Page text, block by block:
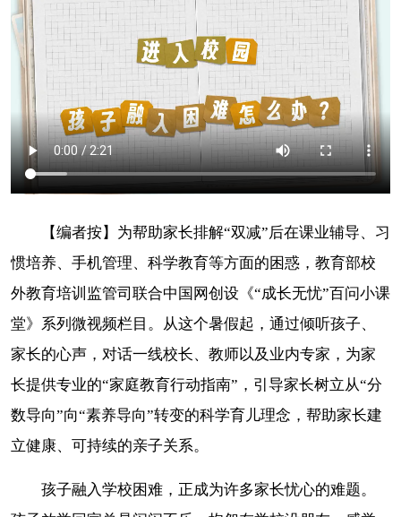
【编者按】为帮助家长排解“双减”后在课业辅导、习
惯培养、手机管理、科学教育等方面的困惑，教育部校
外教育培训监管司联合中国网创设《“成长无忧”百问小课
堂》系列微视频栏目。从这个暑假起，通过倾听孩子、
家长的心声，对话一线校长、教师以及业内专家，为家
长提供专业的“家庭教育行动指南”，引导家长树立从“分
数导向”向“素养导向”转变的科学育儿理念，帮助家长建
立健康、可持续的亲子关系。
孩子融入学校困难，正成为许多家长忧心的难题。